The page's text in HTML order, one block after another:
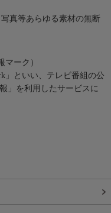
真等あらゆる素材の無断
マーク）
」といい、テレビ番組の公
」を利用したサービスに